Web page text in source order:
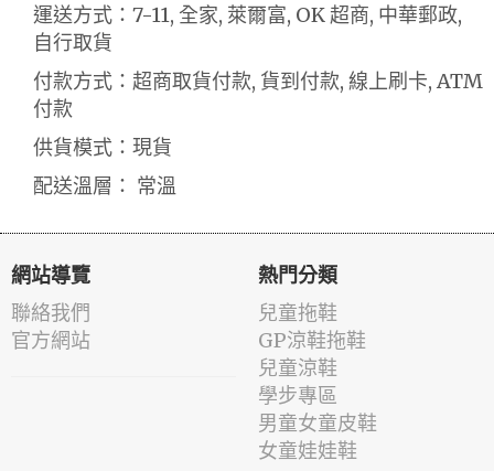
運送方式：7-11, 全家, 萊爾富, OK 超商, 中華郵政,
自行取貨
付款方式：超商取貨付款, 貨到付款, 線上刷卡, ATM
付款
供貨模式：現貨
配送溫層： 常溫
網站導覽
聯絡我們
官方網站
熱門分類
兒童拖鞋
GP涼鞋拖鞋
兒童涼鞋
學步專區
男童女童皮鞋
女童娃娃鞋